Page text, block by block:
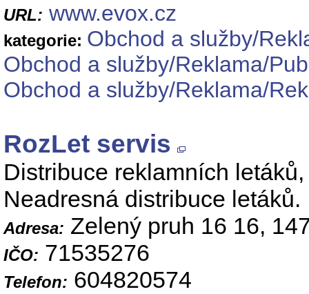
URL: www.evox.cz
kategorie: Obchod a služby/
Obchod a služby/Reklama/
Obchod a služby/Reklama/
RozLet servis
Distribuce reklamních
Neadresná distribuce letáků.
Adresa: Zelený pruh 16 16,
IČO: 71535276
Telefon: 604820574